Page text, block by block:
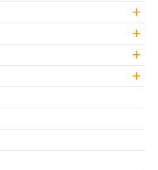
+
+
+
+